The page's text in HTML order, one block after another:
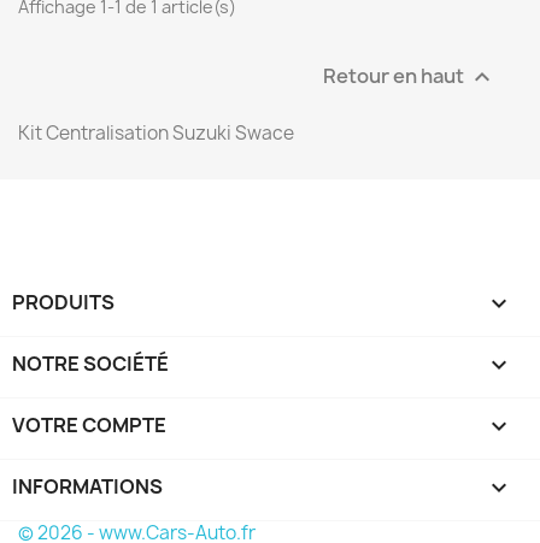
Affichage 1-1 de 1 article(s)
Retour en haut 
Kit Centralisation Suzuki Swace
PRODUITS 
NOTRE SOCIÉTÉ 
VOTRE COMPTE 
INFORMATIONS keyboard_arrow_down
© 2026 - www.Cars-Auto.fr